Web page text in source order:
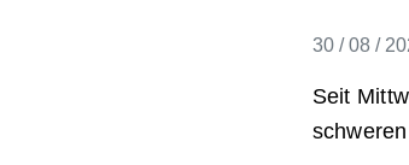
30 / 08 /
Seit